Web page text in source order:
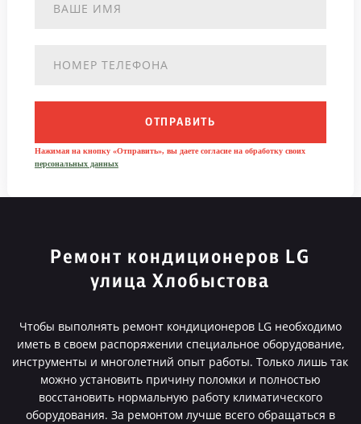
ОТПРАВИТЬ
Нажимая на кнопку «Отправить», вы даете согласие на обработку своих
персональных данных
Ремонт кондиционеров LG
улица Хлобыстова
Чтобы выполнять ремонт кондиционеров LG необходимо
иметь в своем распоряжении специальное оборудование,
инструменты и многолетний опыт работы. Только лишь так
можно установить причину поломки и полностью
восстановить нормальную работу климатического
оборудования. За ремонтом лучше всего обращаться в